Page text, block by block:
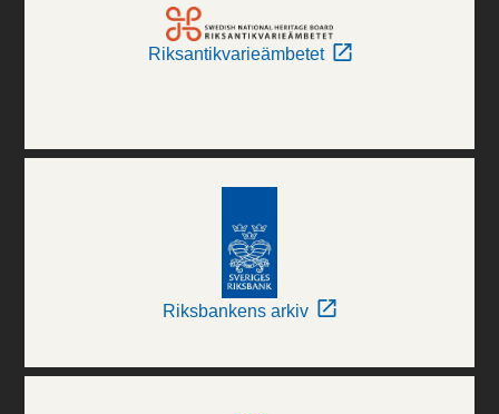
Riksantikvarieämbetet
Riksbankens arkiv